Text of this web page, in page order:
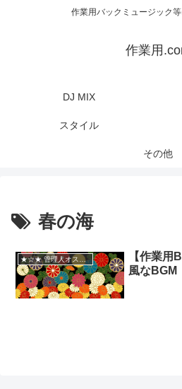
作業用バックミュージック
作業用
DJ MIX
スタイル
その他
春の海
★☆★ 管理人オススメ
【作業用
風なBGM